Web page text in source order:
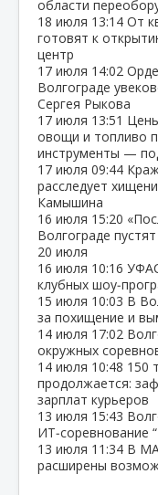
области
18 июля 13:14 От
готовят к
центр
17 июля 14:02
Волгограде
Сергея Рыкова
17 июля 13:51
овощи и топливо
инструменты —
17 июля 09:44
расследует
Камышина
16 июля 15:20
Волгограде
20 июля
16 июля 10:16
клубных
15 июля 10:03 В
за похищение и
14 июля 17:02
окружных
14 июля 10:48 150
продолжается:
зарплат курьеров
13 июля 15:43
ИТ‑соревнование
13 июля 11:34 В
расширены